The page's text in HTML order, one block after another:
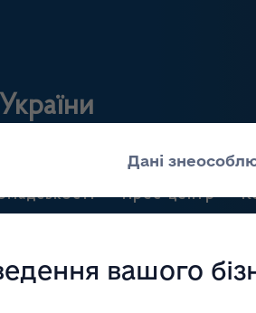
за наркотиками
Прес-центр
лікарських